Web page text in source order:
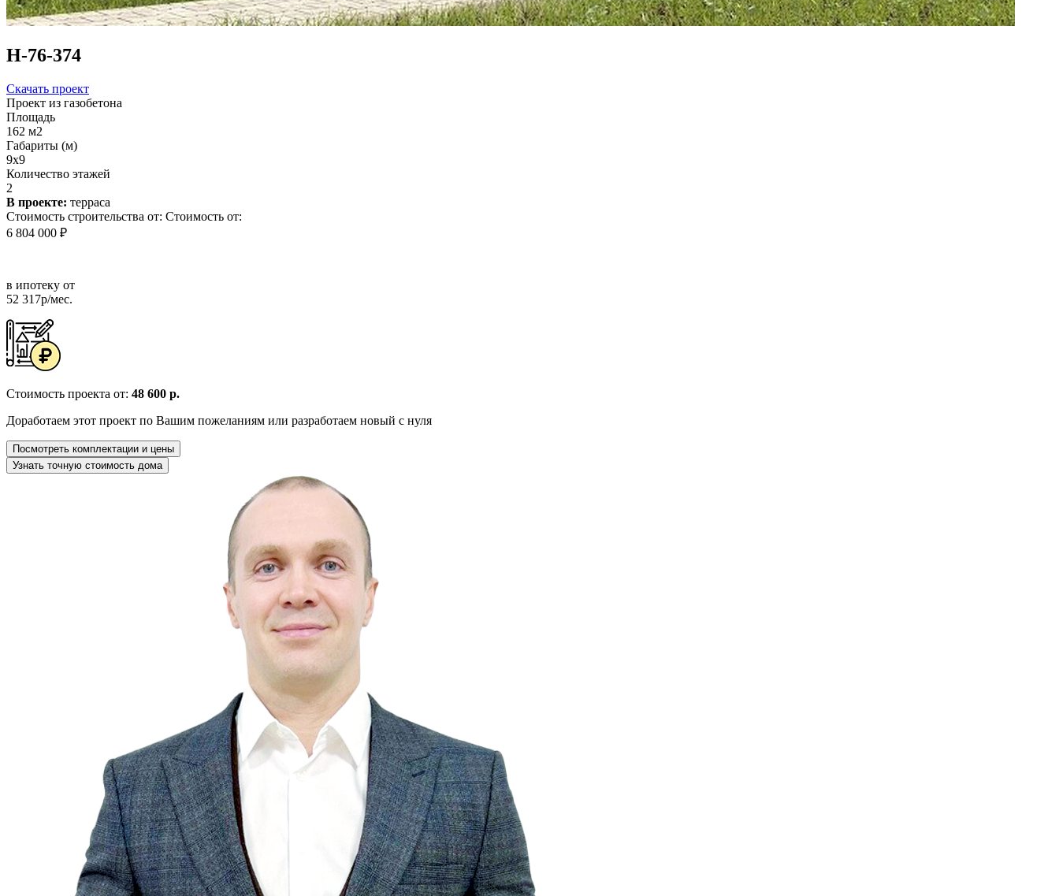
Н-76-374
Скачать проект
Проект из газобетона
Площадь
162 м2
Габариты (м)
9x9
Количество этажей
2
В проекте: терраса
Стоимость строительства от: Стоимость от:
6 804 000 ₽
в ипотеку от
52 317р/мес.
Стоимость проекта от: 48 600 р.
Доработаем этот проект по Вашим пожеланиям или разработаем новый с нуля
Посмотреть комплектации и цены
Узнать точную стоимость дома